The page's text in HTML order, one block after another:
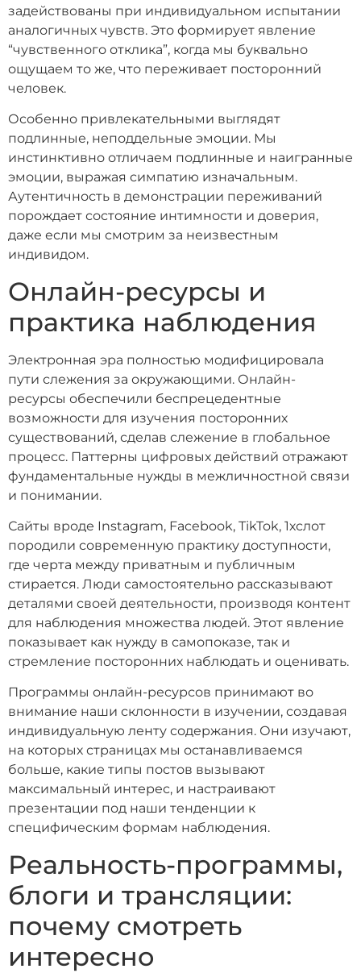
задействованы при индивидуальном испытании
аналогичных чувств. Это формирует явление
“чувственного отклика”, когда мы буквально
ощущаем то же, что переживает посторонний
человек.
Особенно привлекательными выглядят
подлинные, неподдельные эмоции. Мы
инстинктивно отличаем подлинные и наигранные
эмоции, выражая симпатию изначальным.
Аутентичность в демонстрации переживаний
порождает состояние интимности и доверия,
даже если мы смотрим за неизвестным
индивидом.
Онлайн-ресурсы и
практика наблюдения
Электронная эра полностью модифицировала
пути слежения за окружающими. Онлайн-
ресурсы обеспечили беспрецедентные
возможности для изучения посторонних
существований, сделав слежение в глобальное
процесс. Паттерны цифровых действий отражают
фундаментальные нужды в межличностной связи
и понимании.
Сайты вроде Instagram, Facebook, TikTok, 1хслот
породили современную практику доступности,
где черта между приватным и публичным
стирается. Люди самостоятельно рассказывают
деталями своей деятельности, производя контент
для наблюдения множества людей. Этот явление
показывает как нужду в самопоказе, так и
стремление посторонних наблюдать и оценивать.
Программы онлайн-ресурсов принимают во
внимание наши склонности в изучении, создавая
индивидуальную ленту содержания. Они изучают,
на которых страницах мы останавливаемся
больше, какие типы постов вызывают
максимальный интерес, и настраивают
презентации под наши тенденции к
специфическим формам наблюдения.
Реальность-программы,
блоги и трансляции:
почему смотреть
интересно